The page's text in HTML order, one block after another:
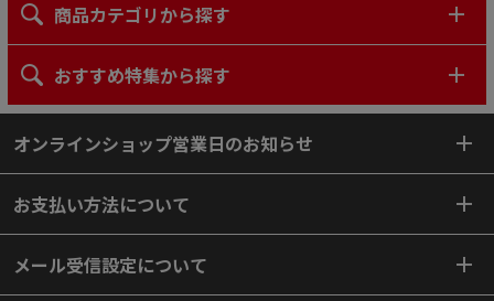
商品カテゴリから探す
おすすめ特集から探す
オンラインショップ営業日のお知らせ
お支払い方法について
メール受信設定について